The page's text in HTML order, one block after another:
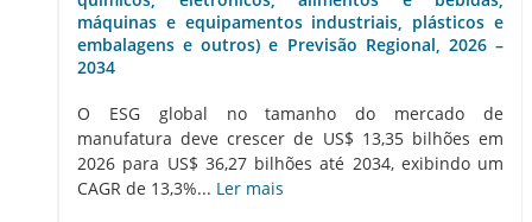
máquinas e equipamentos industriais, plásticos e
embalagens e outros) e Previsão Regional, 2026 –
2034
O ESG global no tamanho do mercado de
manufatura deve crescer de US$ 13,35 bilhões em
2026 para US$ 36,27 bilhões até 2034, exibindo um
CAGR de 13,3%... Ler mais